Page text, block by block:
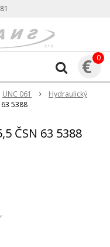
€ 0
UNC 061
Hydraulický
5388
ČSN 63 5388